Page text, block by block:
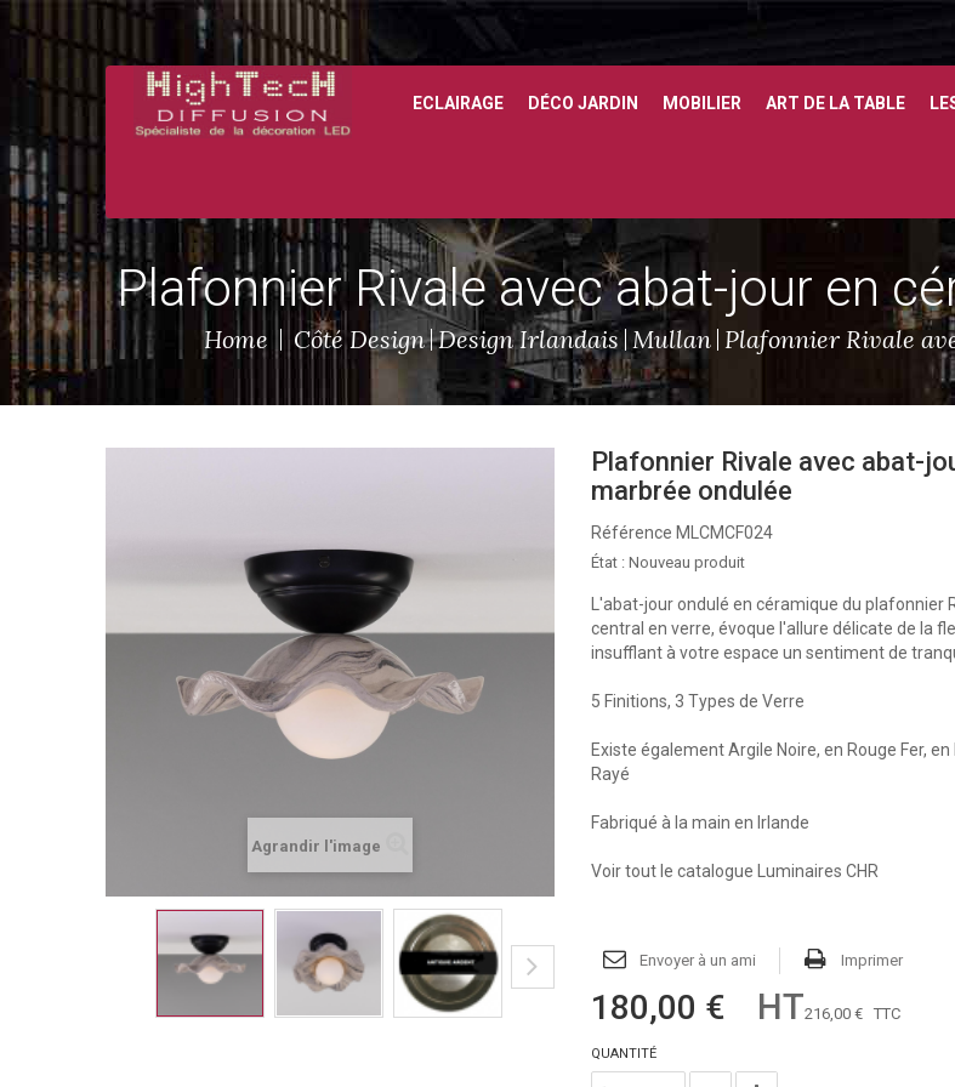
ECLAIRAGE DÉCO JARDIN MOBILIER ART DE LA TABLE
Plafonnier Rivale avec abat-jour en
Home Côté Design Design Irlandais Mullan Plafonnier Rivale
Agrandir l'image
Plafonnier Rivale avec abat-
marbrée ondulée
Référence MLCMCF024
État : Nouveau produit
L'abat-jour ondulé en céramique du plafonnier
central en verre, évoque l'allure délicate de la
insufflant à votre espace un sentiment de
5 Finitions, 3 Types de Verre
Existe égalementArgile Noire, en Rouge Fer, en
Rayé
Fabriqué à la main en Irlande
Voir tout le catalogue Luminaires CHR
Envoyer à un ami Imprimer
180,00 € HT216,00 €TTC
QUANTITÉ